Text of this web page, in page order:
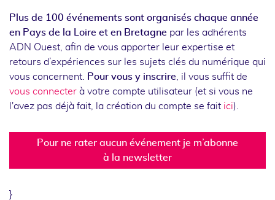
Plus de 100 événements sont organisés chaque année
en Pays de la Loire et en Bretagne par les adhérents
ADN Ouest, afin de vous apporter leur expertise et
retours d’expériences sur les sujets clés du numérique qui
vous concernent.
Pour vous y inscrire , il vous suffit de
vous connecter à votre compte utilisateur (et si vous ne
l'avez pas déjà fait, la création du compte se fait ici).
Pour ne rater aucun événement je m’abonne
à la newsletter
}